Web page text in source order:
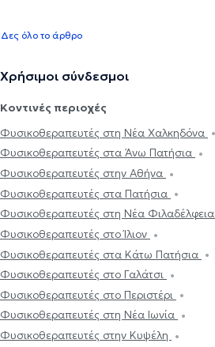
Δες όλο το άρθρο
Χρήσιμοι σύνδεσμοι
Κοντινές περιοχές
Φυσικοθεραπευτές στη Νέα Χαλκηδόνα
Φυσικοθεραπευτές στα Άνω Πατήσια
Φυσικοθεραπευτές στην Αθήνα
Φυσικοθεραπευτές στα Πατήσια
Φυσικοθεραπευτές στη Νέα Φιλαδέλφεια
Φυσικοθεραπευτές στο Ίλιον
Φυσικοθεραπευτές στα Κάτω Πατήσια
Φυσικοθεραπευτές στο Γαλάτσι
Φυσικοθεραπευτές στο Περιστέρι
Φυσικοθεραπευτές στη Νέα Ιωνία
Φυσικοθεραπευτές στην Κυψέλη